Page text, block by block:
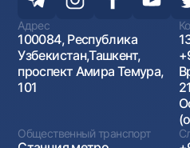
Адрес
100084, Республика
Узбекистан,Ташкент,
проспект Амира Темура,
101
Общественный транспорт